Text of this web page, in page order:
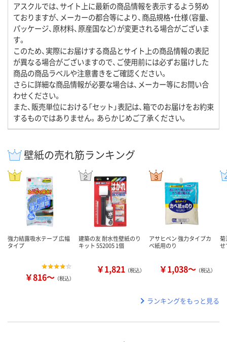
アスクルでは、サイト上に最新の商品情報を表示するよう努め
ておりますが、メーカーの都合等により、商品規格・仕様（容量、
パッケージ、原材料、原産国など）が変更される場合がございま
す。
このため、実際にお届けする商品とサイト上の商品情報の表記
が異なる場合がございますので、ご使用前には必ずお届けした
商品の商品ラベルや注意書きをご確認ください。
さらに詳細な商品情報が必要な場合は、メーカー等にお問い合
わせください。
また、販売単位における「セット」表記は、箱でのお届けをお約束
するものではありません。あらかじめご了承ください。
壁紙の売れ筋ランキング
強力結露吸水テープ 広幅
タイプ
￥816～ （税込）
建築の友 耐水性壁紙のり
キット 552005 1個
￥1,821 （税込）
アサヒペン 強力タイプカ
ベ紙用のり
￥1,038～ （税込）
菊
せ
ランキングをもっと見る